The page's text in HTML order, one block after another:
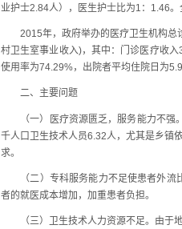
业护士2.84人），医生护士比为1：1.46
2015年，政府举办的医疗卫生机构总诊
村卫生室事业收入)，其中：门诊医疗收
使用率为74.29%，出院者平均住院日为
二、主要问题
（一）医疗资源匮乏，服务能力不强。
千人口卫生技术人员6.32人，尤其是乡镇
求。
（二）专科服务能力不足使患者外流比
者的就医成本增加，加重患者负担。
（三）卫生技术人力资源不足。由于地